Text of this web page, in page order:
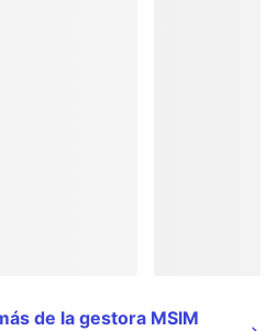
de la gestora MSIM